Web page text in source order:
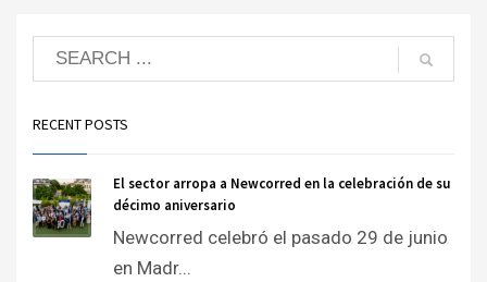
RECENT POSTS
El sector arropa a Newcorred en la celebración de su
décimo aniversario
Newcorred celebró el pasado 29 de junio
en Madr...